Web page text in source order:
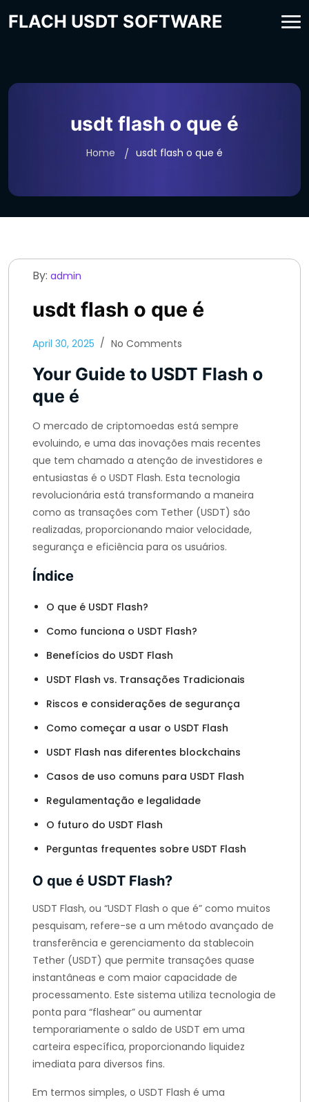
FLACH USDT SOFTWARE
usdt flash o que é
Home usdt flash o que é
By: admin
usdt flash o que é
April 30, 2025 No Comments
Your Guide to USDT Flash o
que é
O mercado de criptomoedas está sempre
evoluindo, e uma das inovações mais recentes
que tem chamado a atenção de investidores e
entusiastas é o USDT Flash. Esta tecnologia
revolucionária está transformando a maneira
como as transações com Tether (USDT) são
realizadas, proporcionando maior velocidade,
segurança e eficiência para os usuários.
Índice
O que é USDT Flash?
Como funciona o USDT Flash?
Benefícios do USDT Flash
USDT Flash vs. Transações Tradicionais
Riscos e considerações de segurança
Como começar a usar o USDT Flash
USDT Flash nas diferentes blockchains
Casos de uso comuns para USDT Flash
Regulamentação e legalidade
O futuro do USDT Flash
Perguntas frequentes sobre USDT Flash
O que é USDT Flash?
USDT Flash, ou “USDT Flash o que é” como muitos
pesquisam, refere-se a um método avançado de
transferência e gerenciamento da stablecoin
Tether (USDT) que permite transações quase
instantâneas e com maior capacidade de
processamento. Este sistema utiliza tecnologia de
ponta para “flashear” ou aumentar
temporariamente o saldo de USDT em uma
carteira específica, proporcionando liquidez
imediata para diversos fins.
Em termos simples, o USDT Flash é uma